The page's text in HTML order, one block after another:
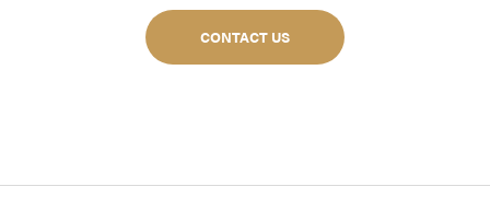
CONTACT US